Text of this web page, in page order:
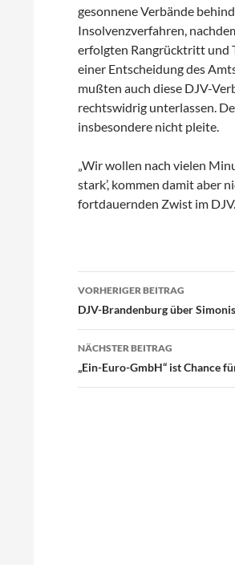
gesonnene Verbände
Insolvenzverfahren,
erfolgten Rangrücktritt und
einer Entscheidung des
mußten auch diese DJV-
rechtswidrig unterlassen.
insbesondere nicht pleite.
„Wir wollen nach vielen
stark’, kommen damit aber
fortdauernden Zwist im DJV.
VORHERIGER BEITRAG
DJV-Brandenburg über
NÄCHSTER BEITRAG
„Ein-Euro-GmbH“ ist Chance